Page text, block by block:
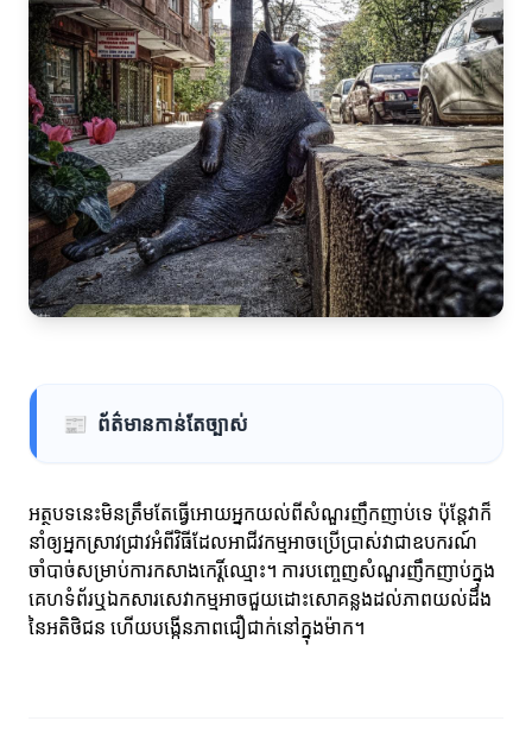
📰 ព័ត៌មានកាន់តែច្បាស់
អត្ថបទនេះមិនត្រឹមតែធ្វើអោយអ្នកយល់ពីសំណួរញឹកញាប់ទេ ប៉ុន្តែវាក៏
នាំឲ្យអ្នកស្រាវជ្រាវអំពីវិធីដែលអាជីវកម្មអាចប្រើប្រាស់វាជាឧបករណ៍
ចាំបាច់សម្រាប់ការកសាងកេរ្តិ៍ឈ្មោះ។ ការបញ្ចេញសំណួរញឹកញាប់ក្នុង
គេហទំព័រឬឯកសារសេវាកម្មអាចជួយដោះសោគន្លងដល់ភាពយល់ដឹង
នៃអតិថិជន ហើយបង្កើនភាពជឿជាក់នៅក្នុងម៉ាក។